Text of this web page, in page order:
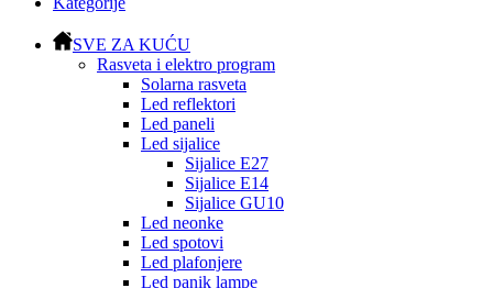
SVE ZA KUĆU
Rasveta i elektro program
Solarna rasveta
Led reflektori
Led paneli
Led sijalice
Sijalice E27
Sijalice E14
Sijalice GU10
Led neonke
Led spotovi
Led plafonjere
Led panik lampe